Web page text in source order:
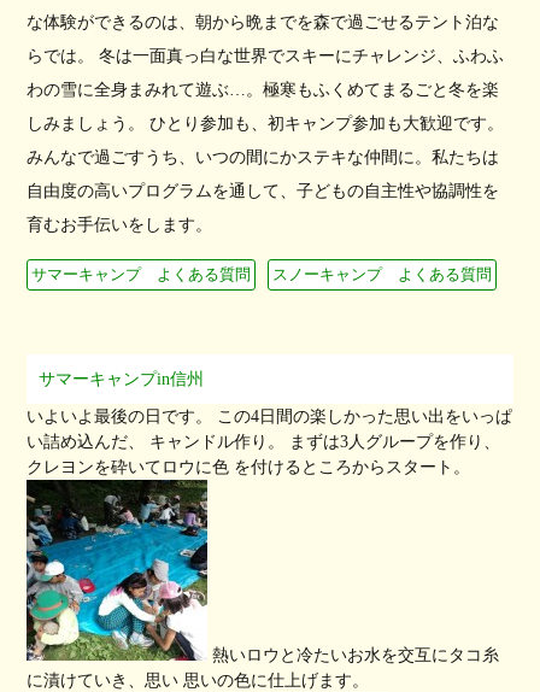
な体験ができるのは、朝から晩までを森で過ごせるテント泊な
らでは。 冬は一面真っ白な世界でスキーにチャレンジ、ふわふ
わの雪に全身まみれて遊ぶ…。極寒もふくめてまるごと冬を楽
しみましょう。 ひとり参加も、初キャンプ参加も大歓迎です。
みんなで過ごすうち、いつの間にかステキな仲間に。私たちは
自由度の高いプログラムを通して、子どもの自主性や協調性を
育むお手伝いをします。
サマーキャンプ よくある質問 スノーキャンプ よくある質問
サマーキャンプin信州
いよいよ最後の日です。 この4日間の楽しかった思い出をいっぱ
い詰め込んだ、 キャンドル作り。 まずは3人グループを作り、
クレヨンを砕いてロウに色 を付けるところからスタート。
熱いロウと冷たいお水を交互にタコ糸
に漬けていき、思い 思いの色に仕上げます。